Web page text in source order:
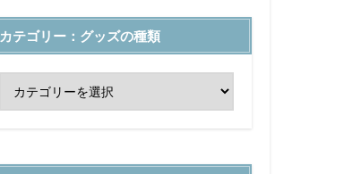
カテゴリー：グッズの種類